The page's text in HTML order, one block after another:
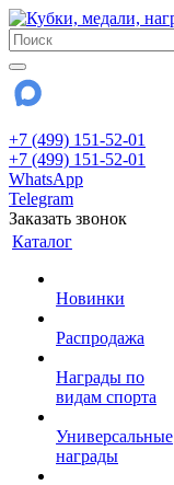
+7 (499) 151-52-01
+7 (499) 151-52-01
WhatsApp
Telegram
Заказать звонок
Каталог
Новинки
Распродажа
Награды по
видам спорта
Универсальные
награды